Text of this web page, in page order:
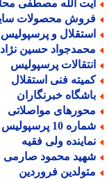
الله مصطفی محامی
محصولات سایپا
و پرسپولیس
حسین نژاد
پرسپولیس
فنی استقلال
خبرنگاران
مواصلاتی
10 پرسپولیس
ولی فقیه
محمود صارمی
فروردین